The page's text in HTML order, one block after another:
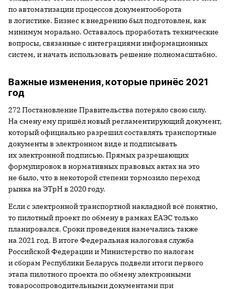
по автоматизации процессов документооборота
в логистике. Бизнес к внедрению был подготовлен, как
минимум морально. Оставалось проработать технические
вопросы, связанные с интеграциями информационных
систем, и начать использовать решение полномасштабно.
Важные изменения, которые принёс 2021
год
272 Постановление Правительства потеряло свою силу.
На смену ему пришёл новый регламентирующий документ,
который официально разрешил составлять транспортные
документы в электронном виде и подписывать
их электронной подписью. Прямых разрешающих
формулировок в нормативных правовых актах на это
не было, что в некоторой степени тормозило переход
рынка на ЭТрН в 2020 году.
Если с электронной транспортной накладной всё понятно,
то пилотный проект по обмену в рамках ЕАЭС только
планировался. Сроки проведения намечались также
на 2021 год. В итоге Федеральная налоговая служба
Российской Федерации и Министерство по налогам
и сборам Республики Беларусь подвели итоги первого
этапа пилотного проекта по обмену электронными
товаросопроводительными документами при